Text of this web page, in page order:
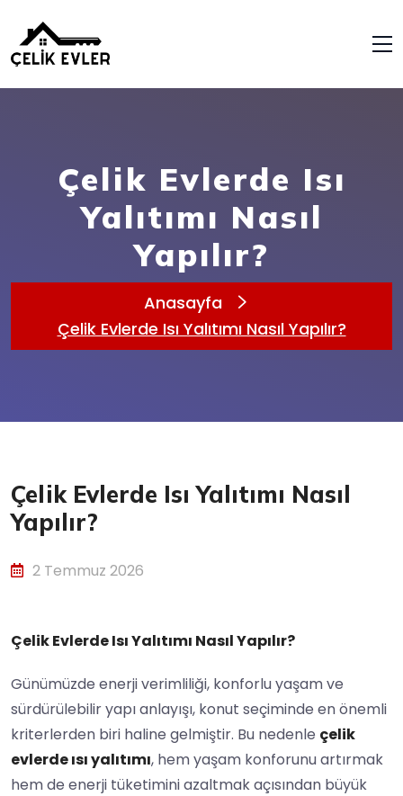
Çelik Evlerde Isı
Yalıtımı Nasıl
Yapılır?
Anasayfa
Çelik Evlerde Isı Yalıtımı Nasıl Yapılır?
Çelik Evlerde Isı Yalıtımı Nasıl
Yapılır?
2 Temmuz 2026
Çelik Evlerde Isı Yalıtımı Nasıl Yapılır?
Günümüzde enerji verimliliği, konforlu yaşam ve
sürdürülebilir yapı anlayışı, konut seçiminde en önemli
kriterlerden biri haline gelmiştir. Bu nedenle çelik
evlerde ısı yalıtımı, hem yaşam konforunu artırmak
hem de enerji tüketimini azaltmak açısından büyük